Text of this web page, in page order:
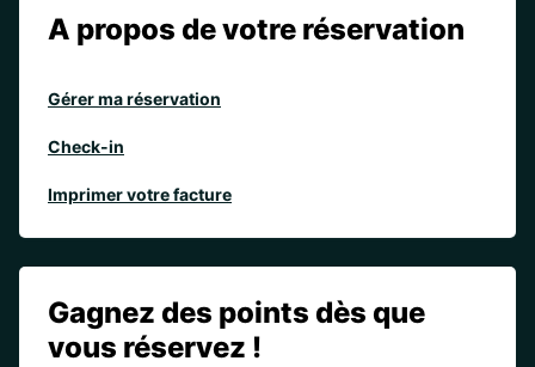
A propos de votre réservation
Gérer ma réservation
Check-in
Imprimer votre facture
Gagnez des points dès que
vous réservez !